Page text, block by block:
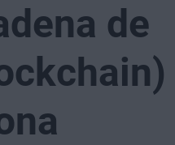
de